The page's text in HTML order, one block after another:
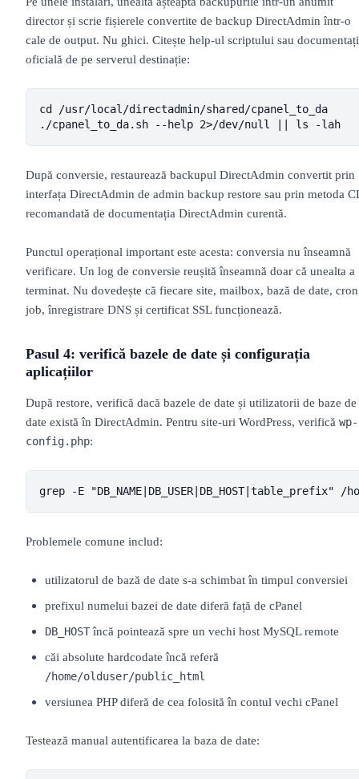
director și scrie fișierele convertite de backup DirectAdmin într-o
cale de output. Nu ghici. Citește help-ul scriptului sau
oficială de pe serverul destinație:
cd /usr/local/directadmin/shared/cpanel_to_da
./cpanel_to_da.sh --help 2>/dev/null || ls -lah
După conversie, restaurează backupul DirectAdmin convertit prin
interfața DirectAdmin de admin backup restore sau prin metoda
recomandată de documentația DirectAdmin curentă.
Punctul operațional important este acesta: conversia nu înseamnă
verificare. Un log de conversie reușită înseamnă doar că unealta a
terminat. Nu dovedește că fiecare site, mailbox, bază de date, cron
job, înregistrare DNS și certificat SSL funcționează.
Pasul 4: verifică bazele de date și configurația
aplicațiilor
După restore, verifică dacă bazele de date și utilizatorii de baze de
date există în DirectAdmin. Pentru site-uri WordPress, verifică wp-
config.php:
grep -E "DB_NAME|DB_USER|DB_HOST|table_prefix" /
Problemele comune includ:
utilizatorul de bază de date s-a schimbat în timpul conversiei
prefixul numelui bazei de date diferă față de cPanel
DB_HOSTîncă pointează spre un vechi host MySQL remote
căi absolute hardcodate încă referă
/home/olduser/public_html
versiunea PHP diferă de cea folosită în contul vechi cPanel
Testează manual autentificarea la baza de date: